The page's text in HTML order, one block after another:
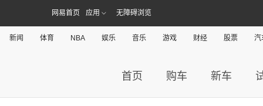
网易首页 应用 无障碍浏览
新闻 体育 NBA 娱乐 音乐 游戏 财经 股票 汽
首页 购车 新车